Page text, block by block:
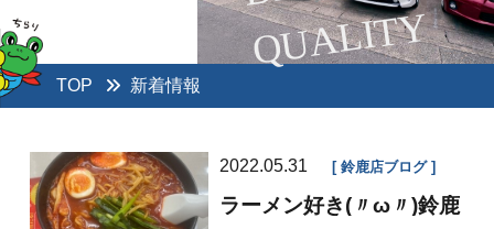
Y
TOP 新着情報
2022.05.31 鈴鹿店ブログ
ラーメン好き(〃ω〃)鈴鹿